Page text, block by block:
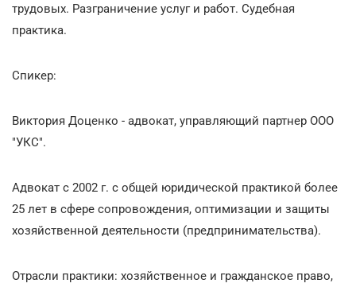
трудовых. Разграничение услуг и работ. Судебная
практика.
Спикер:
Виктория Доценко - адвокат, управляющий партнер ООО
"УКС".
Адвокат с 2002 г. с общей юридической практикой более
25 лет в сфере сопровождения, оптимизации и защиты
хозяйственной деятельности (предпринимательства).
Отрасли практики: хозяйственное и гражданское право,